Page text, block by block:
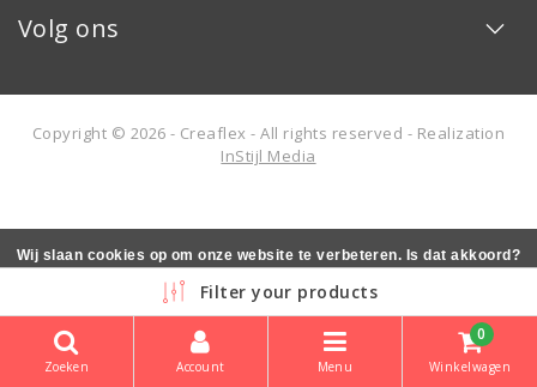
Volg ons
Copyright © 2026 - Creaflex - All rights reserved - Realization
InStijl Media
Filter your products
Zoeken Account Menu
0
Winkelwagen
Wij slaan cookies op om onze website te verbeteren. Is dat akkoord?
Nee Meer over cookies »